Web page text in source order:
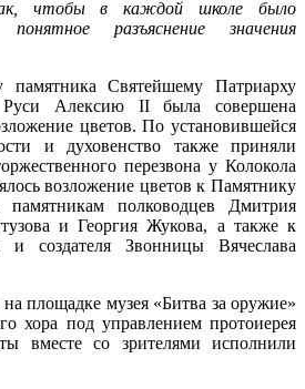
чтобы в каждой школе было
разъяснение значения
памятника Святейшему Патриарху
Алексию II была совершена
цветов. По установившейся
и духовенство также приняли
перезвона у Колокола
возложение цветов к Памятнику
полководцев Дмитрия
и Георгия Жукова, а также к
и создателя Звонницы Вячеслава
площадке музея «Битва за оружие»
хора под управлением протоиерея
вместе со зрителями исполнили